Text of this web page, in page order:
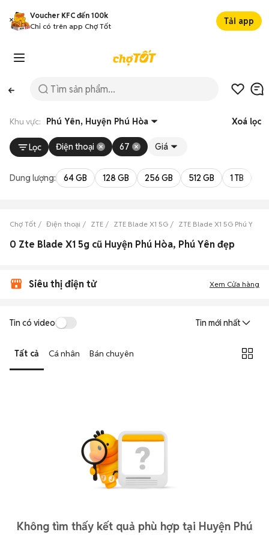
Voucher KFC đến 100k
Chỉ có trên app Chợ Tốt
Tải app
Khu vực: Phú Yên, Huyện Phú Hòa Xoá lọc
Lọc Điện thoại 67 Giá
Dung lượng: 64 GB 128 GB 256 GB 512 GB 1 TB
Chợ Tốt Điện thoại ZTE ZTE Blade X1 5G ZTE Blade X1 5G Phú Yên
0 Zte Blade X1 5g cũ Huyện Phú Hòa, Phú Yên đẹp
Siêu thị điện tử Xem Cửa hàng
Tin có video Tin mới nhất
Tất cả Cá nhân Bán chuyên
Không tìm thấy kết quả phù hợp tại Huyện Phú